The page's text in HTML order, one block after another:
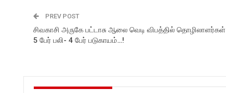
PREV POST
சிவகாசி அருகே பட்டாசு ஆலை வெடி விபத்தில் தொழிலாளர்கள்
5 பேர் பலி- 4 பேர் படுகாயம்…!